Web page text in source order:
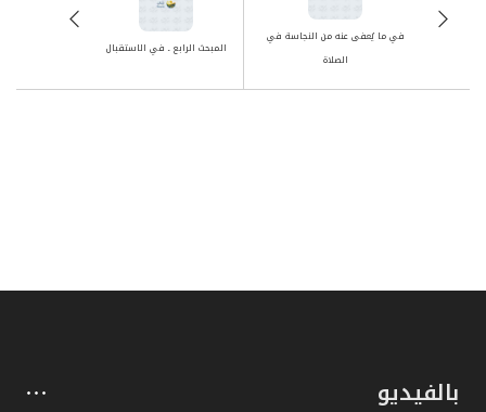
المبحث الرابع ـ في الاستقبال
في ما يُعفى عنه من النجاسة في
الصلاة
بالفيديو